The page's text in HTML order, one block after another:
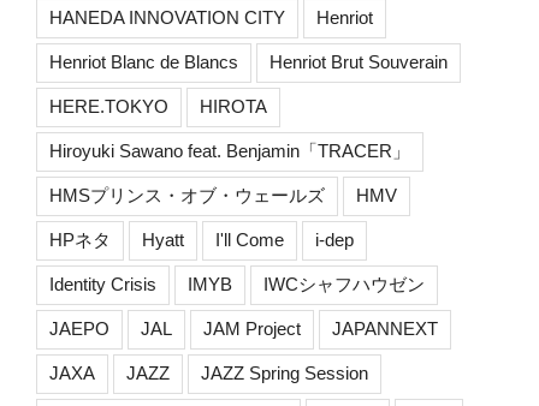
HANEDA INNOVATION CITY Henriot
Henriot Blanc de Blancs Henriot Brut Souverain
HERE.TOKYO HIROTA
Hiroyuki Sawano feat. Benjamin「TRACER」
HMSプリンス・オブ・ウェールズ HMV
HPネタ Hyatt I'll Come i-dep
Identity Crisis IMYB IWCシャフハウゼン
JAEPO JAL JAM Project JAPANNEXT
JAXA JAZZ JAZZ Spring Session